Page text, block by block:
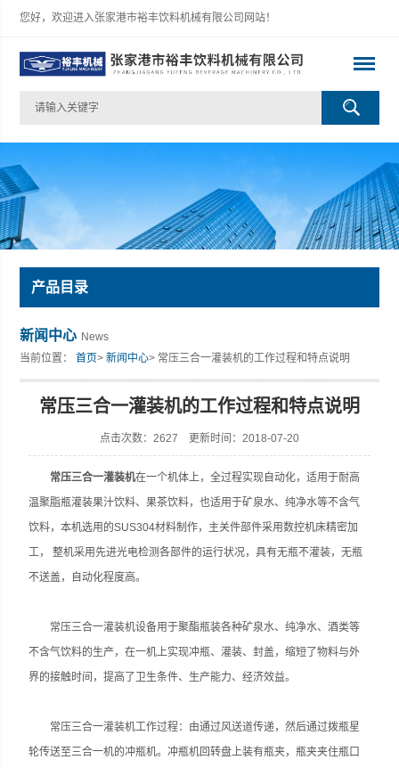
您好，欢迎进入张家港市裕丰饮料机械有限公司网站！
张家港市裕丰饮料机械有限公司
产品目录
新闻中心 News
当前位置：首页>新闻中心> 常压三合一灌装机的工作过程和特点说明
常压三合一灌装机的工作过程和特点说明
点击次数：2627 更新时间：2018-07-20
常压三合一灌装机在一个机体上，全过程实现自动化，适用于耐高
温聚脂瓶灌装果汁饮料、果茶饮料，也适用于矿泉水、纯净水等不含气
饮料，本机选用的SUS304材料制作，主关件部件采用数控机床精密加
工， 整机采用先进光电检测各部件的运行状况，具有无瓶不灌装，无瓶
不送盖，自动化程度高。
常压三合一灌装机设备用于聚酯瓶装各种矿泉水、纯净水、酒类等
不含气饮料的生产，在一机上实现冲瓶、灌装、封盖，缩短了物料与外
界的接触时间，提高了卫生条件、生产能力、经济效益。
常压三合一灌装机工作过程：由通过风送道传递，然后通过拨瓶星
轮传送至三合一机的冲瓶机。冲瓶机回转盘上装有瓶夹，瓶夹夹住瓶口